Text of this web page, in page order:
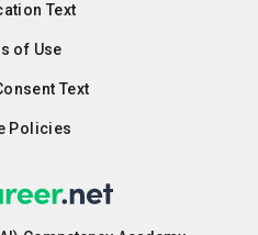
Text
of Use
Text
Policies